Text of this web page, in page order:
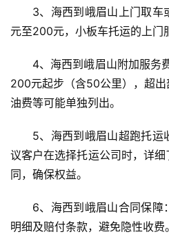
3、海西到峨眉山上门取车
元至200元，小板车托运的上门
4、海西到峨眉山附加服务
200元起步（含50公里），超出
油费等可能单独列出。
5、海西到峨眉山超跑托运
议客户在选择托运公司时，详
同，确保权益。
6、海西到峨眉山合同保障
明细及赔付条款，避免隐性收费。